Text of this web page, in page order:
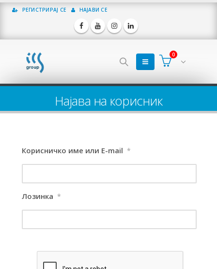
РЕГИСТРИРАЈ СЕ НАЈАВИ СЕ
0
Најава на корисник
Корисничко име или E-mail *
Лозинка *